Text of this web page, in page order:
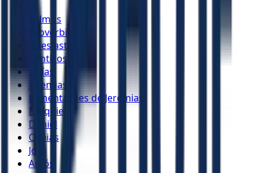
Salmos
Provérbios
Eclesiastes
Cânticos
Isaías
Jeremias
Lamentações de Jeremias
Ezequiel
Daniel
Oséias
Joel
Amós